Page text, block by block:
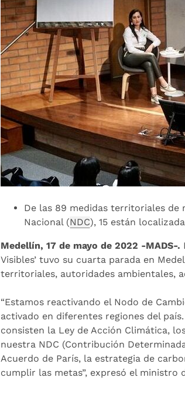
De las 89 medidas territoriales de
Nacional (NDC), 15 están
Medellín, 17 de mayo de 2022 -MADS-.
Visibles’ tuvo su cuarta parada en
territoriales, autoridades ambientales,
“Estamos reactivando el Nodo de
activado en diferentes regiones del
consisten la Ley de Acción Climática,
nuestra NDC (Contribución
Acuerdo de París, la estrategia de
cumplir las metas”, expresó el ministro